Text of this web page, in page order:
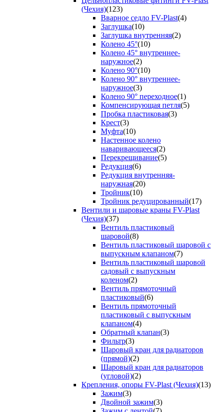
(Чехия)(123)
Вварное седло FV-Plast(4)
Заглушка(10)
Заглушка внутренняя(2)
Колено 45°(10)
Колено 45° внутреннее-
наружное(2)
Колено 90°(10)
Колено 90° внутреннее-
наружное(3)
Колено 90° переходное(1)
Компенсирующая петля(5)
Пробка пластиковая(3)
Крест(3)
Муфта(10)
Настенное колено
наваривающееся(2)
Перекрещивание(5)
Редукция(6)
Редукция внутренняя-
наружная(20)
Тройник(10)
Тройник редуцированный(17)
Вентили и шаровые краны FV-Plast
(Чехия)(37)
Вентиль пластиковый
шаровой(8)
Вентиль пластиковый шаровой с
выпускным клапаном(7)
Вентиль пластиковый шаровой
садовый с выпускным
коленом(2)
Вентиль прямоточный
пластиковый(6)
Вентиль прямоточный
пластиковый с выпускным
клапаном(4)
Обратный клапан(3)
Фильтр(3)
Шаровый кран для радиаторов
(прямой)(2)
Шаровый кран для радиаторов
(угловой)(2)
Крепления, опоры FV-Plast (Чехия)(13)
Зажим(3)
Двойной зажим(3)